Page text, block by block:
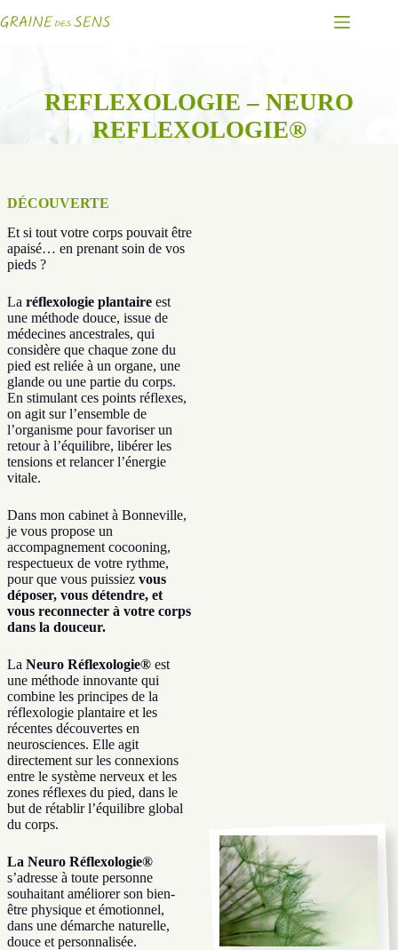
au
REFLEXOLOGIE – NEURO
REFLEXOLOGIE®
DÉCOUVERTE
Et si tout votre corps pouvait être
apaisé… en prenant soin de vos
pieds ?
La réflexologie plantaire est
une méthode douce, issue de
médecines ancestrales, qui
considère que chaque zone du
pied est reliée à un organe, une
glande ou une partie du corps.
En stimulant ces points réflexes,
on agit sur l’ensemble de
l’organisme pour favoriser un
retour à l’équilibre, libérer les
tensions et relancer l’énergie
vitale.
Dans mon cabinet à Bonneville,
je vous propose un
accompagnement cocooning,
respectueux de votre rythme,
pour que vous puissiez vous
déposer, vous détendre, et
vous reconnecter à votre corps
dans la douceur.
La Neuro Réflexologie® est
une méthode innovante qui
combine les principes de la
réflexologie plantaire et les
récentes découvertes en
neurosciences. Elle agit
directement sur les connexions
entre le système nerveux et les
zones réflexes du pied, dans le
but de rétablir l’équilibre global
du corps.
La Neuro Réflexologie®
s’adresse à toute personne
souhaitant améliorer son bien-
être physique et émotionnel,
dans une démarche naturelle,
douce et personnalisée.